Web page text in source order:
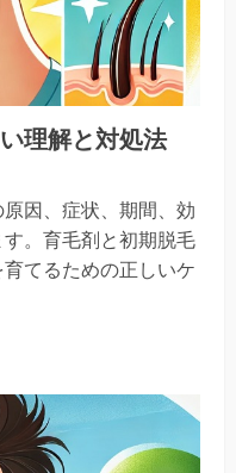
理解と対処法
因、症状、期間、効
。育毛剤と初期脱毛
てるための正しいケ